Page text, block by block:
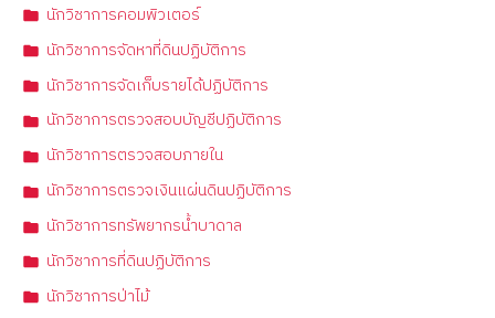
นักวิชาการคอมพิวเตอร์
นักวิชาการจัดหาที่ดินปฏิบัติการ
นักวิชาการจัดเก็บรายได้ปฏิบัติการ
นักวิชาการตรวจสอบบัญชีปฏิบัติการ
นักวิชาการตรวจสอบภายใน
นักวิชาการตรวจเงินแผ่นดินปฏิบัติการ
นักวิชาการทรัพยากรน้ำบาดาล
นักวิชาการที่ดินปฏิบัติการ
นักวิชาการป่าไม้